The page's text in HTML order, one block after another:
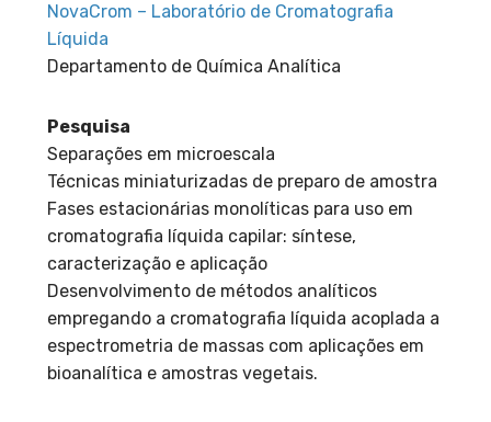
NovaCrom – Laboratório de Cromatografia
Líquida
Departamento de Química Analítica
Pesquisa
Separações em microescala
Técnicas miniaturizadas de preparo de amostra
Fases estacionárias monolíticas para uso em
cromatografia líquida capilar: síntese,
caracterização e aplicação
Desenvolvimento de métodos analíticos
empregando a cromatografia líquida acoplada a
espectrometria de massas com aplicações em
bioanalítica e amostras vegetais.